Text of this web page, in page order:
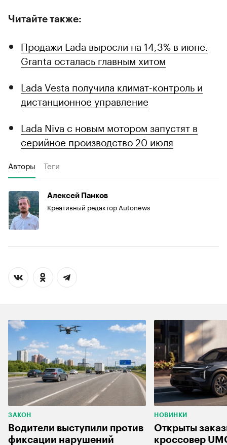
Читайте также:
Продажи Lada выросли на 14,3% в июне.
Granta осталась главным хитом
Lada Vesta получила климат-контроль и
дистанционное управление
Lada Niva с новым мотором запустят в
серийное производство 20 июля
Авторы Теги
Алексей Панков
Креативный редактор Autonews
ЗАКОН
Водители выступили против
фиксации нарушений
НОВИНКИ
Открыты
кроссовер